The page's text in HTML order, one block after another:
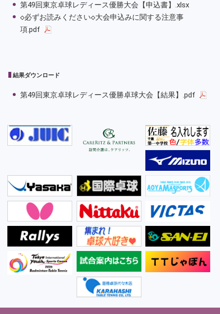
第49回東京卓球レディース優勝大会【申込書】.xlsx
◇必ずお読みください◇大会申込みに関する注意事
項.pdf
結果ダウンロード
第49回東京卓球レディース優勝卓球大会【結果】.pdf